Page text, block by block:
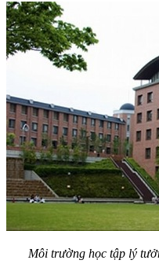
Môi trường học tập lý